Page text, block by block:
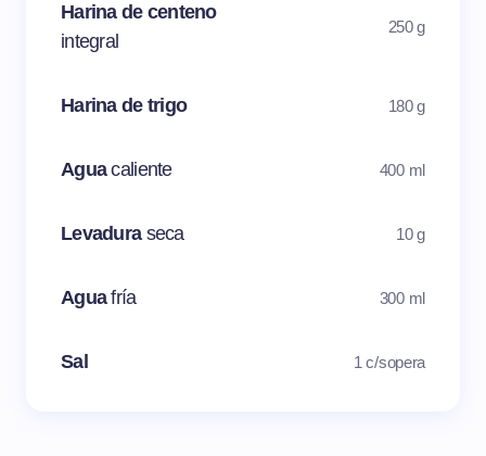
Harina de centeno
integral
250 g
Harina de trigo 180 g
Aguacaliente 400 ml
Levadura seca 10 g
Aguafría 300 ml
Sal 1 c/sopera